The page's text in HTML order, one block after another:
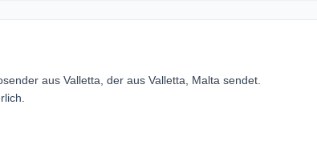
aus Valletta, der aus Valletta, Malta sendet.